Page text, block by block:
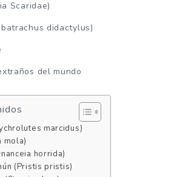
Scaridae)
didactylus)
del mundo
marcidus)
mola)
horrida)
(Pristis pristis)